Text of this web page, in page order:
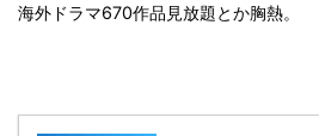
海外ドラマ670作品見放題とか胸熱。